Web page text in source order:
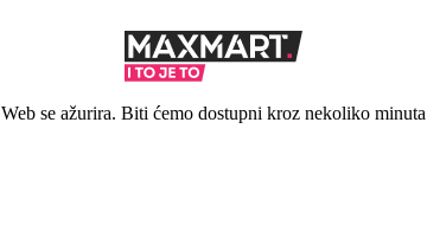
Web se ažurira. Biti ćemo dostupni kroz nekoliko minuta